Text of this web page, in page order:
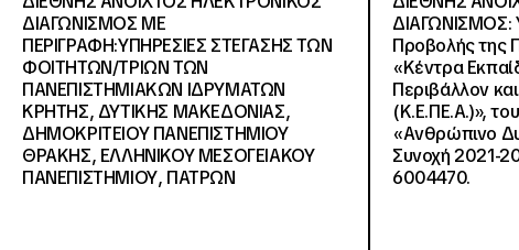
ΔΙΑΓΩΝΙΣΜΟΣ ΜΕ
ΠΕΡΙΓΡΑΦΗ:ΥΠΗΡΕΣΙΕΣ ΣΤΕΓΑΣΗΣ ΤΩΝ
ΦΟΙΤΗΤΩΝ/ΤΡΙΩΝ ΤΩΝ
ΠΑΝΕΠΙΣΤΗΜΙΑΚΩΝ ΙΔΡΥΜΑΤΩΝ
KΡΗΤΗΣ, ΔΥΤΙΚΗΣ ΜΑΚΕΔΟΝΙΑΣ,
ΔΗΜΟΚΡΙΤΕΙΟΥ ΠΑΝΕΠΙΣΤΗΜΙΟΥ
ΘΡΑΚΗΣ, ΕΛΛΗΝΙΚΟΥ ΜΕΣΟΓΕΙΑΚΟΥ
ΠΑΝΕΠΙΣΤΗΜΙΟΥ, ΠΑΤΡΩΝ
ΔΙΑΓΩΝΙΣΜΟΣ:
Προβολής της
«Κέντρα
Περιβάλλον
(Κ.Ε.ΠΕ.Α.)»,
«Ανθρώπινο
Συνοχή 2021-
6004470.